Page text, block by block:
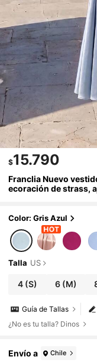
$15.790
Franclia Nuevo
ecoración de strass,
Color: Gris Azul
Talla US
4 (S) 6 (M)
Guía de Tallas
¿No es tu talla? Dinos
Envío a Chile